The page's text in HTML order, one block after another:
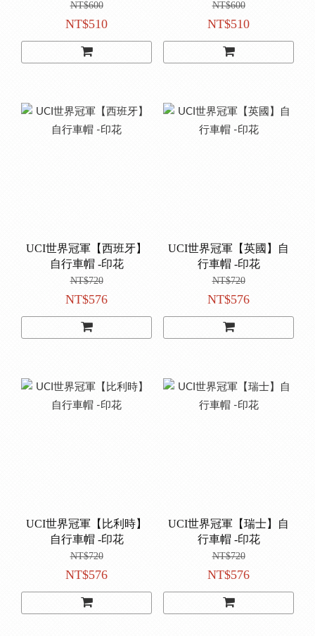
NT$600
NT$510
NT$600
NT$510
UCI世界冠軍【西班牙】
自行車帽 -印花
NT$720
NT$576
UCI世界冠軍【英國】自
行車帽 -印花
NT$720
NT$576
UCI世界冠軍【比利時】
自行車帽 -印花
NT$720
NT$576
UCI世界冠軍【瑞士】自
行車帽 -印花
NT$720
NT$576